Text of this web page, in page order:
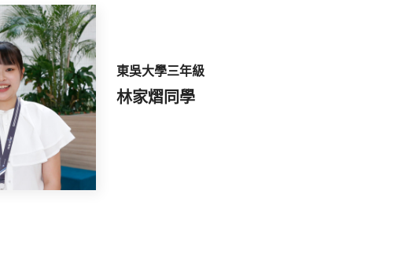
東吳大學三年級
林家熠同學